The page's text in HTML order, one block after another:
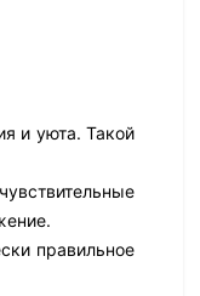
и уюта. Такой
правильное